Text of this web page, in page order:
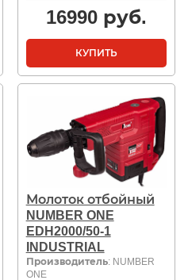
16990руб.
КУПИТЬ
Молоток отбойный
NUMBER ONE
EDH2000/50-1
INDUSTRIAL
Производитель: NUMBER
ONE